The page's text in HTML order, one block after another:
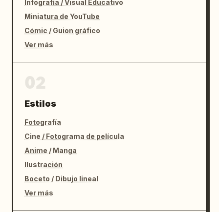
Infografía / Visual Educativo
Miniatura de YouTube
Cómic / Guion gráfico
Ver más
Estilos
Fotografía
Cine / Fotograma de película
Anime / Manga
Ilustración
Boceto / Dibujo lineal
Ver más